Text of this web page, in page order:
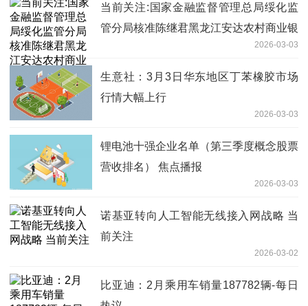
当前关注:国家金融监督管理总局绥化监
管分局核准陈继君黑龙江安达农村商业银
2026-03-03
生意社：3月3日华东地区丁苯橡胶市场
行情大幅上行
2026-03-03
锂电池十强企业名单（第三季度概念股票
营收排名） 焦点播报
2026-03-03
诺基亚转向人工智能无线接入网战略 当
前关注
2026-03-02
比亚迪：2月乘用车销量187782辆-每日